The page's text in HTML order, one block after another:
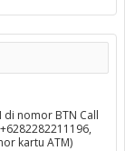
di nomor BTN Call
kartu ATM)